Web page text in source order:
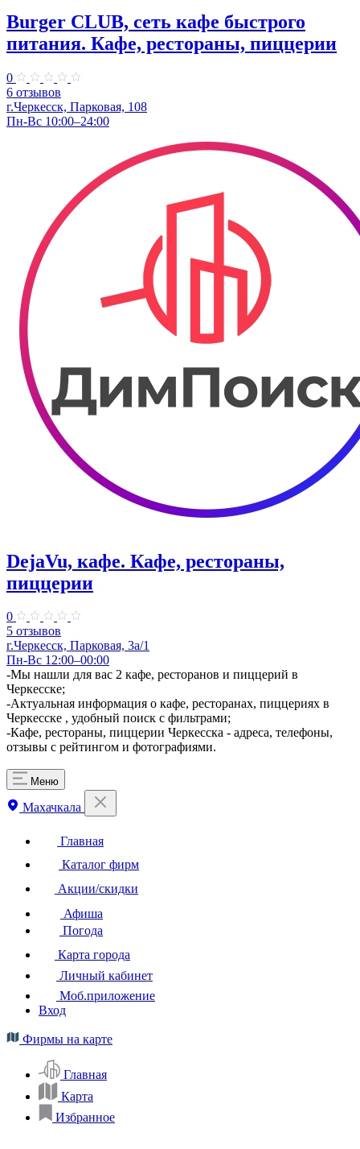
Burger CLUB, сеть кафе быстрого
питания. Кафе, рестораны, пиццерии
0
6 отзывов
г.Черкесск, Парковая, 108
Пн-Вс 10:00–24:00
DejaVu, кафе. Кафе, рестораны,
пиццерии
0
5 отзывов
г.Черкесск, Парковая, 3а/1
Пн-Вс 12:00–00:00
-Мы нашли для вас 2 кафе, ресторанов и пиццерий в
Черкесске;
-Актуальная информация о кафе, ресторанах, пиццериях в
Черкесске , удобный поиск с фильтрами;
-Кафе, рестораны, пиццерии Черкесска - адреса, телефоны,
отзывы с рейтингом и фотографиями.
Меню
Махачкала
Главная
Каталог фирм
Акции/скидки
Афиша
Погода
Карта города
Личный кабинет
Моб.приложение
Вход
Фирмы на карте
Главная
Карта
Избранное